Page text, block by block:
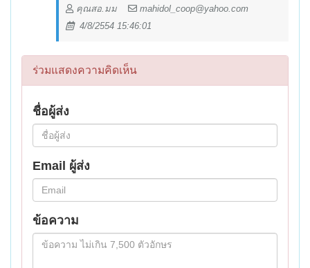
คุณสอ.มม
mahidol_coop@yahoo.com
4/8/2554 15:46:01
ร่วมแสดงความคิดเห็น
ชื่อผู้ส่ง
Email ผู้ส่ง
ข้อความ